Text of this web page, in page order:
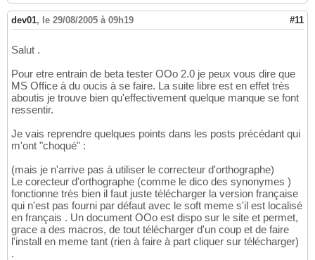
dev01, le 29/08/2005 à 09h19 #11
Salut .
Pour etre entrain de beta tester OOo 2.0 je peux vous dire que
MS Office à du oucis à se faire. La suite libre est en effet très
aboutis je trouve bien qu'effectivement quelque manque se font
ressentir.
Je vais reprendre quelques points dans les posts précédant qui
m'ont "choqué" :
(mais je n'arrive pas à utiliser le correcteur d'orthographe)
Le corecteur d'orthographe (comme le dico des synonymes )
fonctionne très bien il faut juste télécharger la version française
qui n'est pas fourni par défaut avec le soft meme s'il est localisé
en français . Un document OOo est dispo sur le site et permet,
grace a des macros, de tout télécharger d'un coup et de faire
l'install en meme tant (rien à faire à part cliquer sur télécharger)
.